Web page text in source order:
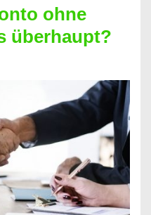
ohne
überhaupt?